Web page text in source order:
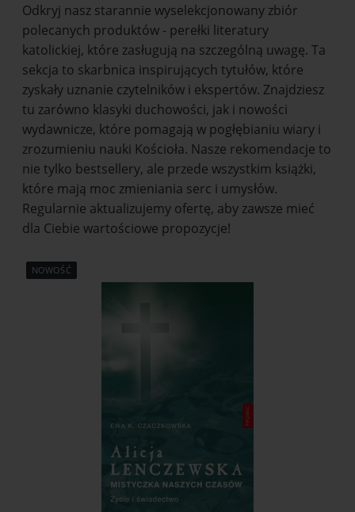
Odkryj nasz starannie wyselekcjonowany zbiór
polecanych produktów - perełki literatury
katolickiej, które zasługują na szczególną uwagę. Ta
sekcja to skarbnica inspirujących tytułów, które
zyskały uznanie czytelników i ekspertów. Znajdziesz
tu zarówno klasyki duchowości, jak i nowości
wydawnicze, które pomagają w pogłębianiu wiary i
zrozumieniu nauki Kościoła. Nasze rekomendacje to
nie tylko bestsellery, ale przede wszystkim książki,
które mają moc zmieniania serc i umysłów.
Regularnie aktualizujemy ofertę, aby zawsze mieć
dla Ciebie wartościowe propozycje!
NOWOŚĆ